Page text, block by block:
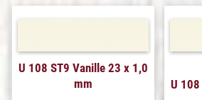
U 108 ST9 Vanille 23 x 1,0
mm
U